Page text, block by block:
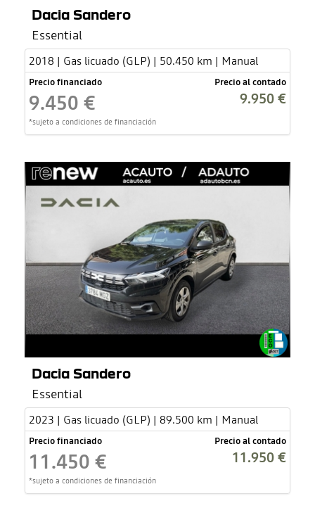
Dacia Sandero
Essential
2018 | Gas licuado (GLP) | 50.450 km | Manual
Precio financiado
9.450 €
*sujeto a condiciones de financiación
Precio al contado
9.950 €
Dacia Sandero
Essential
2023 | Gas licuado (GLP) | 89.500 km | Manual
Precio financiado
11.450 €
*sujeto a condiciones de financiación
Precio al contado
11.950 €